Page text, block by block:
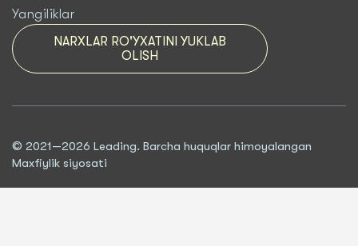
Yangiliklar
NARXLAR RO'YXATINI YUKLAB
OLISH
© 2021—2026 Leading. Barcha huquqlar himoyalangan
Maxfiylik siyosati